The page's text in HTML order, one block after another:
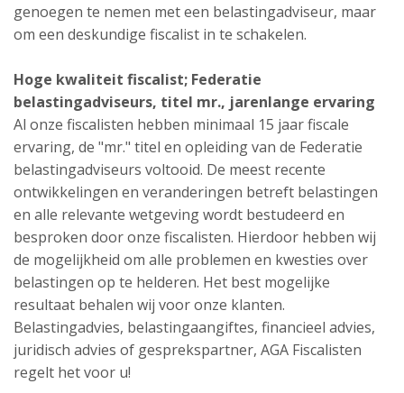
genoegen te nemen met een belastingadviseur, maar
om een deskundige fiscalist in te schakelen.
Hoge kwaliteit fiscalist; Federatie
belastingadviseurs, titel mr., jarenlange ervaring
Al onze fiscalisten hebben minimaal 15 jaar fiscale
ervaring, de "mr." titel en opleiding van de Federatie
belastingadviseurs voltooid. De meest recente
ontwikkelingen en veranderingen betreft belastingen
en alle relevante wetgeving wordt bestudeerd en
besproken door onze fiscalisten. Hierdoor hebben wij
de mogelijkheid om alle problemen en kwesties over
belastingen op te helderen. Het best mogelijke
resultaat behalen wij voor onze klanten.
Belastingadvies, belastingaangiftes, financieel advies,
juridisch advies of gesprekspartner, AGA Fiscalisten
regelt het voor u!